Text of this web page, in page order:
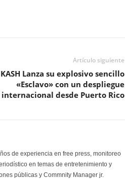
Artículo siguiente
KASH Lanza su explosivo sencillo
«Esclavo» con un despliegue
internacional desde Puerto Rico
de experiencia en free press, monitoreo
en temas de entretenimiento y
públicas y Commnity Manager jr.